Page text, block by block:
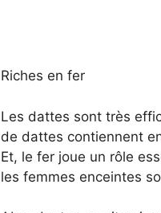
Riches en fer
Les dattes sont très
de dattes contiennent
Et, le fer joue un rôle
les femmes enceintes